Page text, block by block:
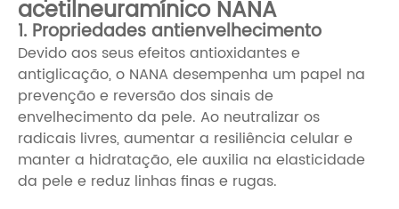
acetilneuramínico NANA
1. Propriedades antienvelhecimento
Devido aos seus efeitos antioxidantes e
antiglicação, o NANA desempenha um papel na
prevenção e reversão dos sinais de
envelhecimento da pele. Ao neutralizar os
radicais livres, aumentar a resiliência celular e
manter a hidratação, ele auxilia na elasticidade
da pele e reduz linhas finas e rugas.